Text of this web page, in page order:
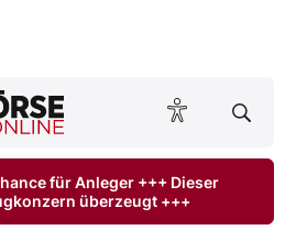
BÖRSE ONLINE lesen
für Anleger +++ Dieser
überzeugt +++